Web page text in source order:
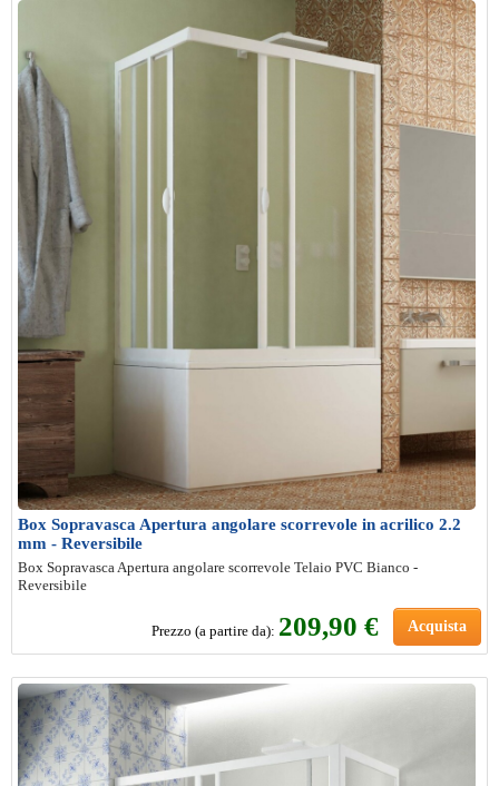
Box Sopravasca Apertura angolare scorrevole in acrilico 2.2
mm - Reversibile
Box Sopravasca Apertura angolare scorrevole Telaio PVC Bianco -
Reversibile
Prezzo (a partire da): 209,90 € Acquista